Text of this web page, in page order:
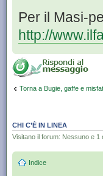
Per il Masi-
http://
Torna a Bugie, gaffe e
CHI C’È IN LINEA
Visitano il forum: Nessuno e 1
Indice